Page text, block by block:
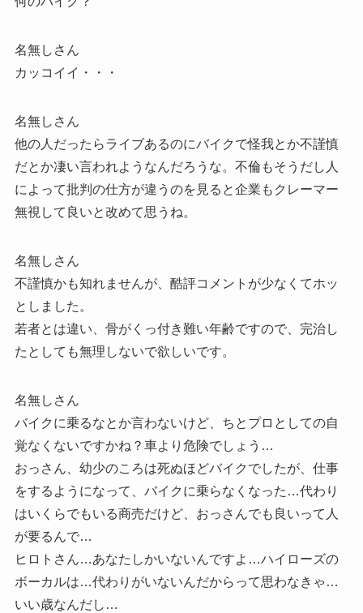
名無しさん
カッコイイ・・・
名無しさん
他の人だったらライブあるのにバイクで怪我とか不謹慎
だとか凄い言われようなんだろうな。不倫もそうだし人
によって批判の仕方が違うのを見ると企業もクレーマー
無視して良いと改めて思うね。
名無しさん
不謹慎かも知れませんが、酷評コメントが少なくてホッ
としました。
若者とは違い、骨がくっ付き難い年齢ですので、完治し
たとしても無理しないで欲しいです。
名無しさん
バイクに乗るなとか言わないけど、ちとプロとしての自
覚なくないですかね？車より危険でしょう…
おっさん、幼少のころは死ぬほどバイクでしたが、仕事
をするようになって、バイクに乗らなくなった…代わり
はいくらでもいる商売だけど、おっさんでも良いって人
が要るんで…
ヒロトさん…あなたしかいないんですよ…ハイローズの
ボーカルは…代わりがいないんだからって思わなきゃ…
いい歳なんだし…